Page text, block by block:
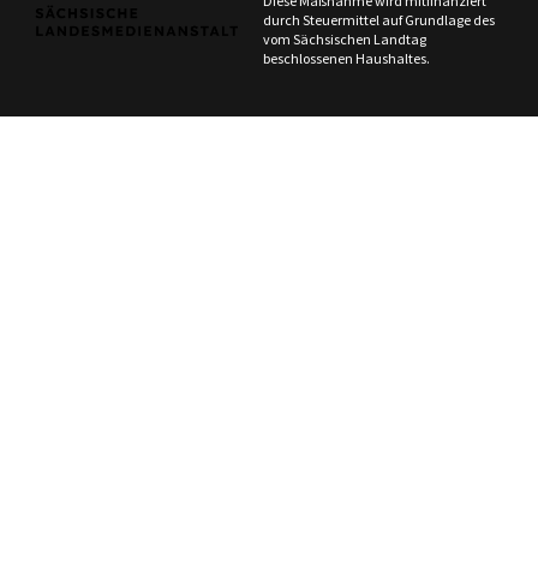
durch Steuermittel auf Grundlage des
vom Sächsischen Landtag
beschlossenen Haushaltes.